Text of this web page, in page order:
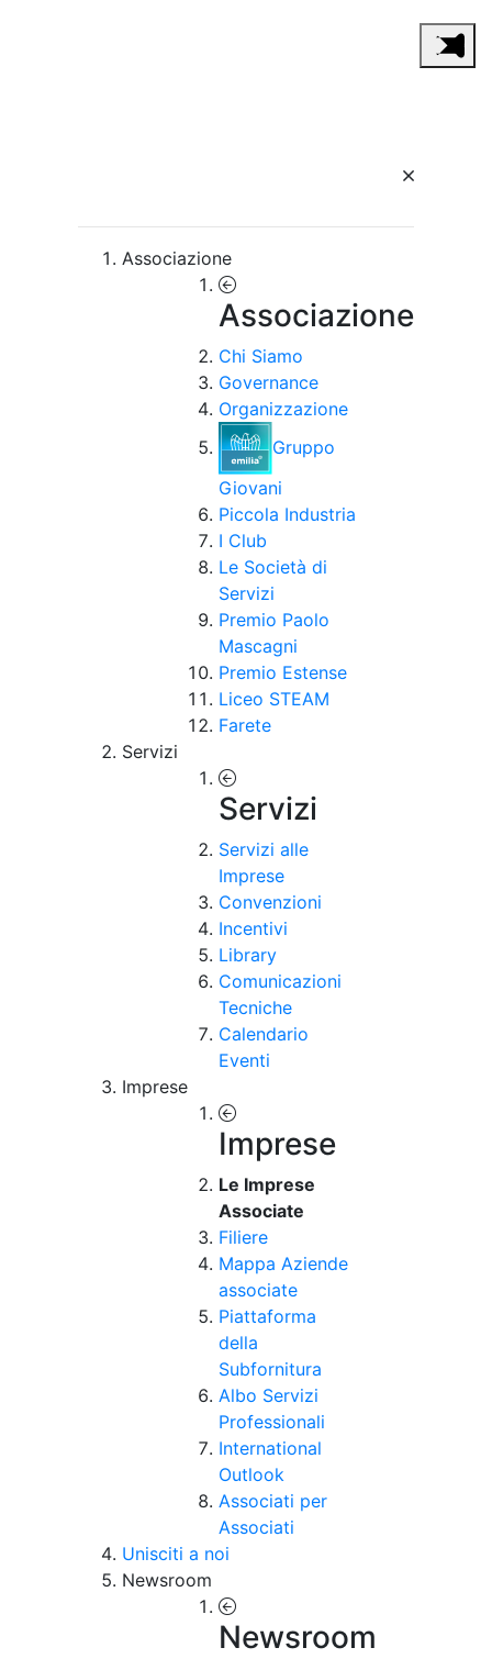
Associazione
Associazione
Chi Siamo
Governance
Organizzazione
Gruppo
Giovani
Piccola Industria
I Club
Le Società di
Servizi
Premio Paolo
Mascagni
Premio Estense
Liceo STEAM
Farete
Servizi
Servizi
Servizi alle
Imprese
Convenzioni
Incentivi
Library
Comunicazioni
Tecniche
Calendario
Eventi
Imprese
Imprese
Le Imprese
Associate
Filiere
Mappa Aziende
associate
Piattaforma
della
Subfornitura
Albo Servizi
Professionali
International
Outlook
Associati per
Associati
Unisciti a noi
Newsroom
Newsroom